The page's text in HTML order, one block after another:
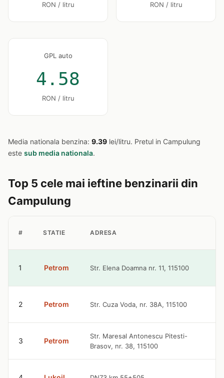
RON / litru RON / litru
GPL auto
4.58
RON / litru
Media nationala benzina: 9.39 lei/litru. Pretul in Campulung
este sub media nationala.
Top 5 cele mai ieftine benzinarii din
Campulung
# STATIE ADRESA
1 Petrom Str. Elena Doamna nr. 11, 115100
2 Petrom Str. Cuza Voda, nr. 38A, 115100
3 Petrom
Str. Maresal Antonescu Pitesti-
Brasov, nr. 38, 115100